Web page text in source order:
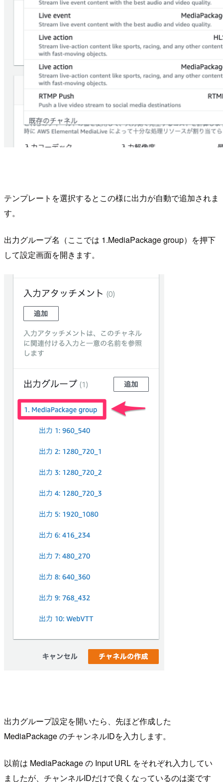
テンプレートを選択するとこの様に出力が自動で追加されま
す。
出力グループ名（ここでは 1.MediaPackage group）を押下
して設定画面を開きます。
出力グループ設定を開いたら、先ほど作成した
MediaPackage のチャンネルIDを入力します。
以前は MediaPackage の Input URL をそれぞれ入力してい
ましたが、チャンネルIDだけで良くなっているのは楽です